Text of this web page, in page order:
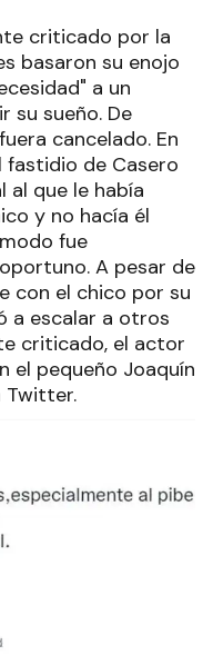
criticado por la
basaron su enojo
a un
su sueño. De
cancelado. En
de Casero
al que le había
y no hacía él
fue
A pesar de
con el chico por su
a escalar a otros
criticado, el actor
el pequeño Joaquín
Twitter.